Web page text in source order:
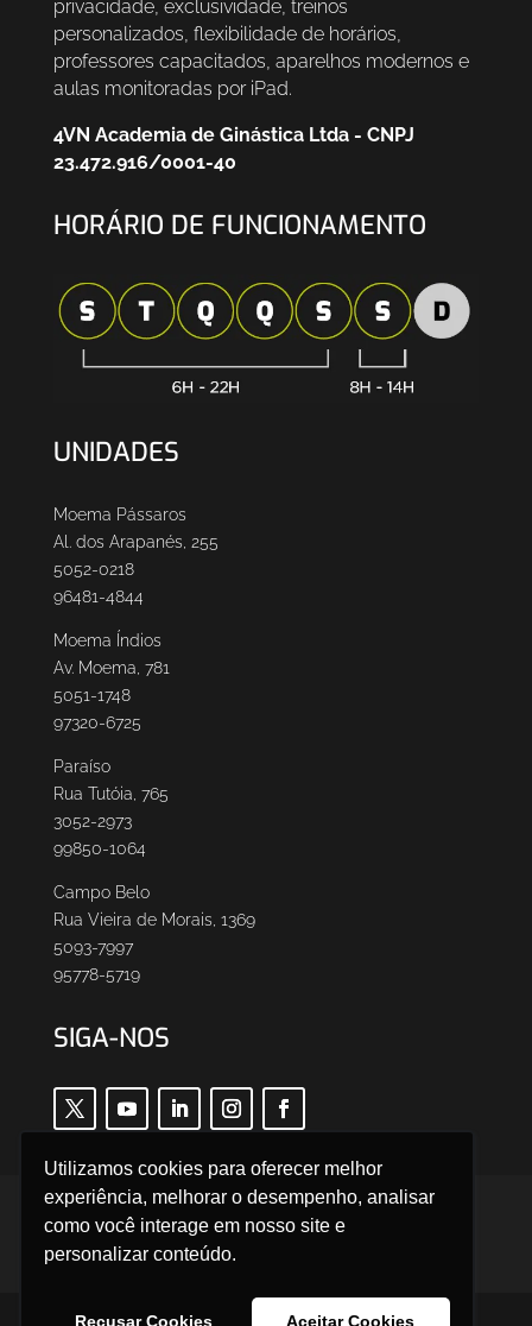
Utilizamos cookies para oferecer melhor
experiência, melhorar o desempenho, analisar
como você interage em nosso site e
personalizar conteúdo.
Recusar Cookies Aceitar Cookies
privacidade, exclusividade, treinos
personalizados, flexibilidade de horários,
professores capacitados, aparelhos modernos e
aulas monitoradas por iPad.
4VN Academia de Ginástica Ltda - CNPJ
23.472.916/0001-40
HORÁRIO DE FUNCIONAMENTO
UNIDADES
Moema Pássaros
Al. dos Arapanés, 255
5052-0218
96481-4844
Moema Índios
Av. Moema, 781
5051-1748
97320-6725
Paraíso
Rua Tutóia, 765
3052-2973
99850-1064
Campo Belo
Rua Vieira de Morais, 1369
5093-7997
95778-5719
SIGA-NOS
Trabalhe Conosco
Canal do Colaborador
SAC
Política de Privacidade
Termos de Uso
Parceiros Leven
Cadastro de Fornecedor